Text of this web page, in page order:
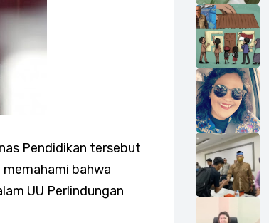
Pendidikan tersebut
bahwa
UU Perlindungan